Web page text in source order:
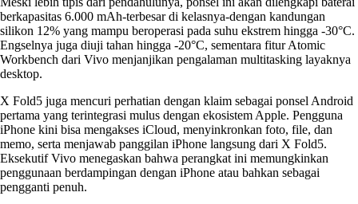
berkapasitas 6.000 mAh-terbesar di kelasnya-dengan kandungan
silikon 12% yang mampu beroperasi pada suhu ekstrem hingga -30°C.
Engselnya juga diuji tahan hingga -20°C, sementara fitur Atomic
Workbench dari Vivo menjanjikan pengalaman multitasking layaknya
desktop.
X Fold5 juga mencuri perhatian dengan klaim sebagai ponsel Android
pertama yang terintegrasi mulus dengan ekosistem Apple. Pengguna
iPhone kini bisa mengakses iCloud, menyinkronkan foto, file, dan
memo, serta menjawab panggilan iPhone langsung dari X Fold5.
Eksekutif Vivo menegaskan bahwa perangkat ini memungkinkan
penggunaan berdampingan dengan iPhone atau bahkan sebagai
pengganti penuh.